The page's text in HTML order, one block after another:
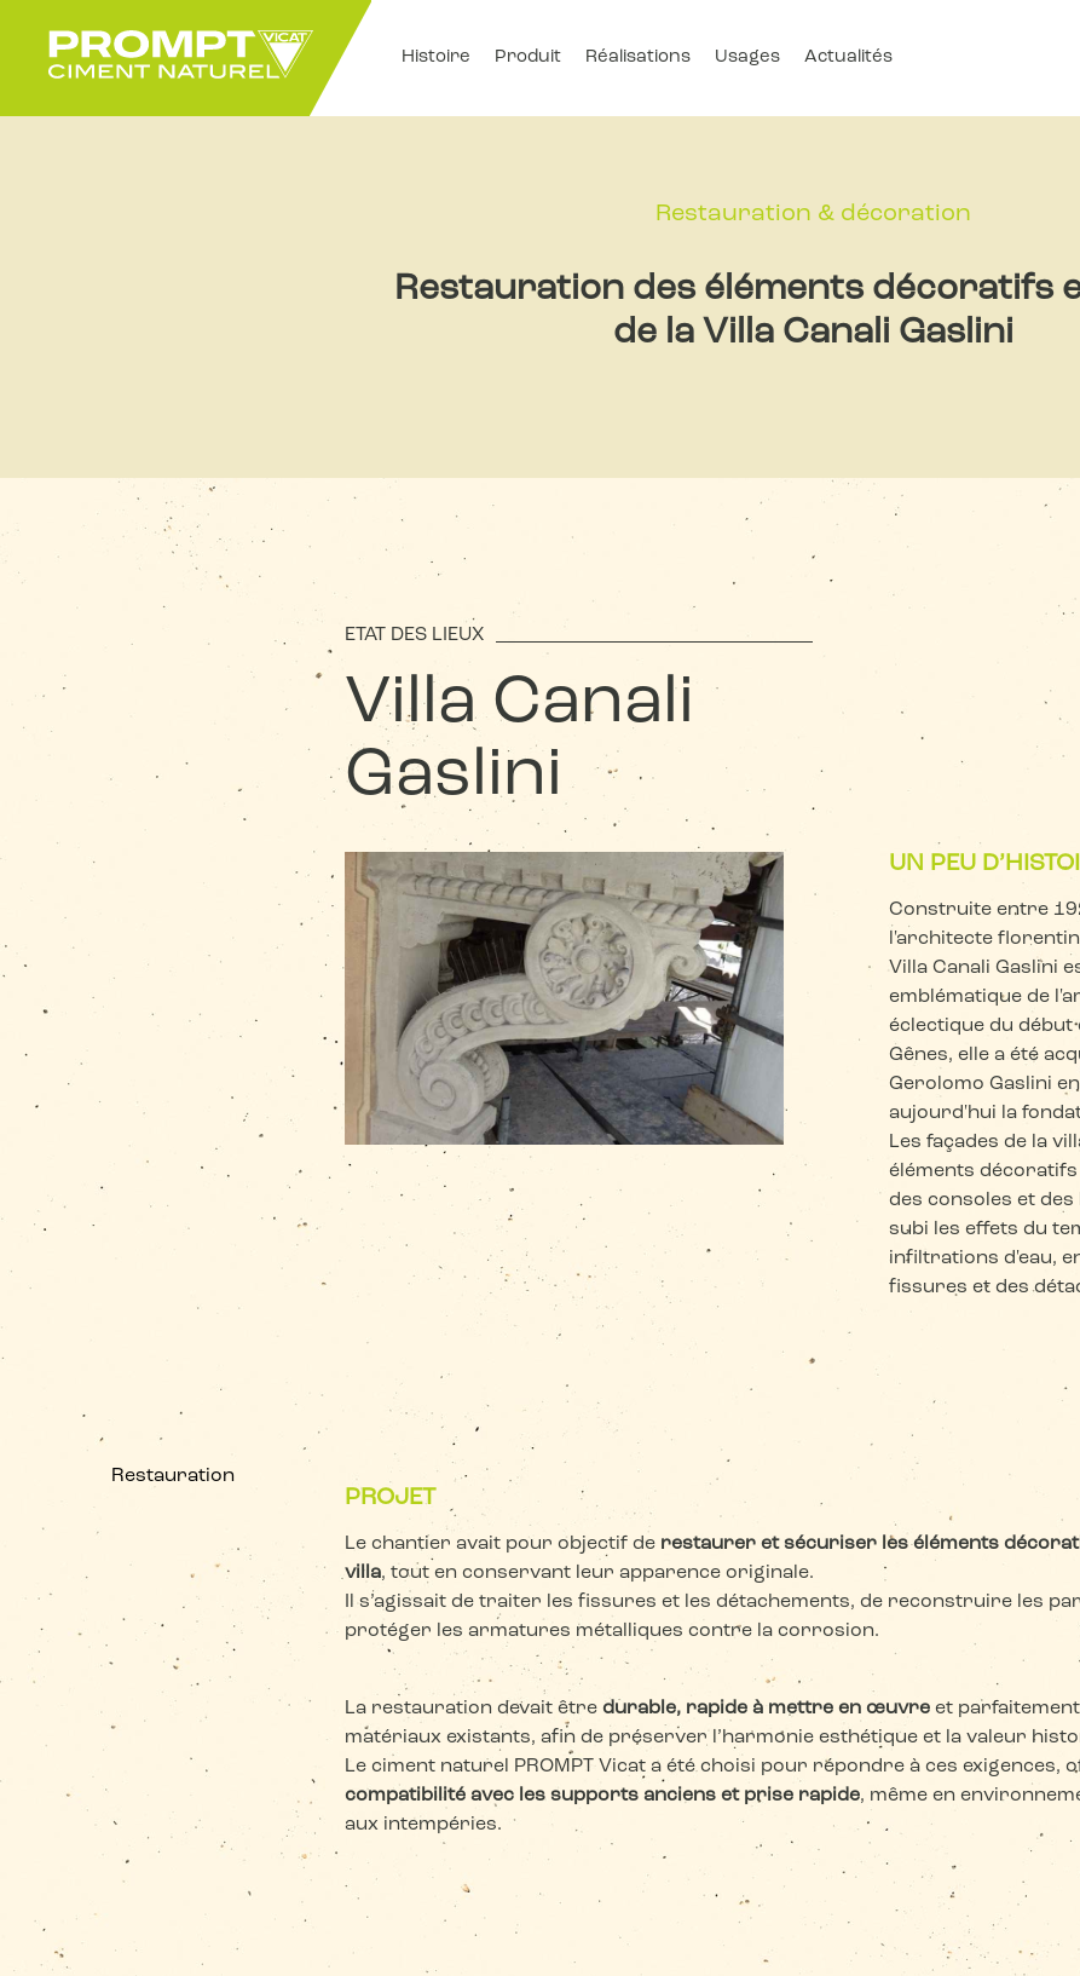
Histoire Produit Réalisations Usages Actualités
Restauration & décoration
Restauration des éléments décoratifs
de la Villa Canali Gaslini
ETAT DES LIEUX
Villa Canali
Gaslini
UN PEU
Construite entre
l'architecte
Villa Canali Gaslini
emblématique de
éclectique du début
Gênes, elle a été
Gerolomo Gaslini
aujourd'hui la
Les façades de la
éléments
des consoles et
subi les effets du
infiltrations d'eau,
fissures et des
Restauration
PROJET
Le chantier avait pour objectif de restaurer et sécuriser les éléments
villa, tout en conservant leur apparence originale.
Il s’agissait de traiter les fissures et les détachements, de reconstruire les
protéger les armatures métalliques contre la corrosion.
La restauration devait êtredurable, rapide à mettre en œuvre et
matériaux existants, afin de préserver l’harmonie esthétique et la valeur
Le ciment naturel PROMPT Vicat a été choisi pour répondre à ces exigences,
compatibilité avec les supports anciens et prise rapide, même en
aux intempéries.